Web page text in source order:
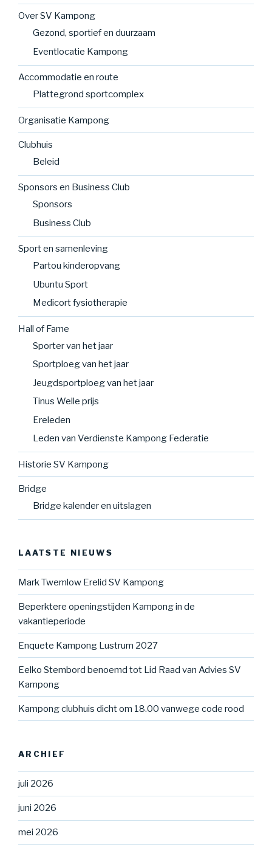
Over SV Kampong
Gezond, sportief en duurzaam
Eventlocatie Kampong
Accommodatie en route
Plattegrond sportcomplex
Organisatie Kampong
Clubhuis
Beleid
Sponsors en Business Club
Sponsors
Business Club
Sport en samenleving
Partou kinderopvang
Ubuntu Sport
Medicort fysiotherapie
Hall of Fame
Sporter van het jaar
Sportploeg van het jaar
Jeugdsportploeg van het jaar
Tinus Welle prijs
Ereleden
Leden van Verdienste Kampong Federatie
Historie SV Kampong
Bridge
Bridge kalender en uitslagen
LAATSTE NIEUWS
Mark Twemlow Erelid SV Kampong
Beperktere openingstijden Kampong in de
vakantieperiode
Enquete Kampong Lustrum 2027
Eelko Stembord benoemd tot Lid Raad van Advies SV
Kampong
Kampong clubhuis dicht om 18.00 vanwege code rood
ARCHIEF
juli 2026
juni 2026
mei 2026